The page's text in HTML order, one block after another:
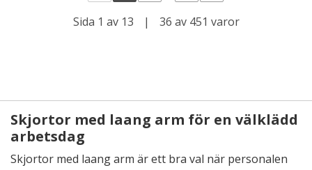
Sida 1 av 13 | 36 av 451 varor
Skjortor med laang arm för en välklädd
arbetsdag
Skjortor med laang arm är ett bra val när personalen